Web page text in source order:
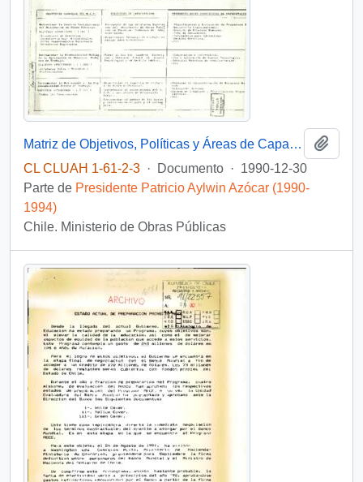
Matriz de Objetivos, Políticas y Áreas de Capacitación para el Ministerio de Obras Públicas durante el período 1991-1993 propuesto para financiamiento a través de préstamos del Banco Mundial
CL CLUAH 1-61-2-3 · Documento · 1990-12-30
Parte de Presidente Patricio Aylwin Azócar (1990-
1994)
Chile. Ministerio de Obras Públicas